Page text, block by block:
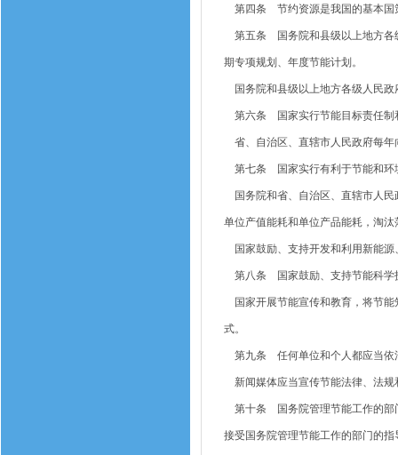
第四条 节约资源是我国的基本国
第五条 国务院和县级以上地方各
期专项规划、年度节能计划。
国务院和县级以上地方各级人民政
第六条 国家实行节能目标责任制
省、自治区、直辖市人民政府每年
第七条 国家实行有利于节能和环
国务院和省、自治区、直辖市人民
单位产值能耗和单位产品能耗，淘
国家鼓励、支持开发和利用新能源
第八条 国家鼓励、支持节能科学
国家开展节能宣传和教育，将节能
式。
第九条 任何单位和个人都应当依
新闻媒体应当宣传节能法律、法规
第十条 国务院管理节能工作的部
接受国务院管理节能工作的部门的指